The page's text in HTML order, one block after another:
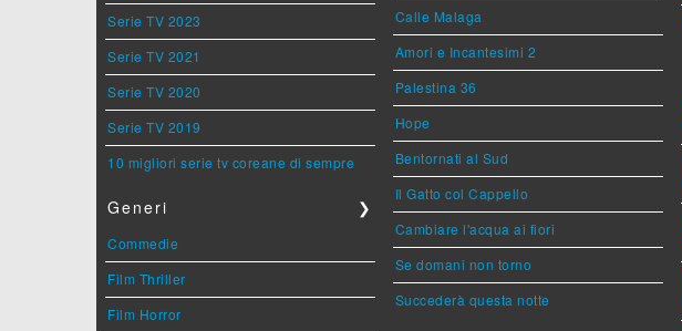
Serie TV 2023
Serie TV 2021
Serie TV 2020
Serie TV 2019
10 migliori serie tv coreane di sempre
Generi ❯
Commedie
Film Thriller
Film Horror
Calle Malaga
Amori e Incantesimi 2
Palestina 36
Hope
Bentornati al Sud
Il Gatto col Cappello
Cambiare l'acqua ai fiori
Se domani non torno
Succederà questa notte